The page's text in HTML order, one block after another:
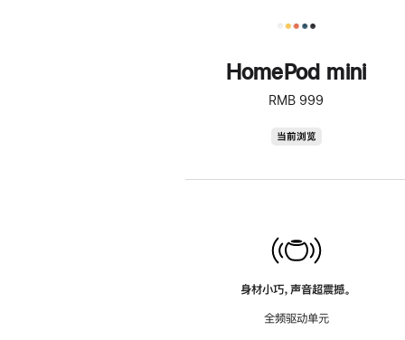
HomePod mini
RMB 999
当前浏览
身材小巧，声音超震撼。
全频驱动单元